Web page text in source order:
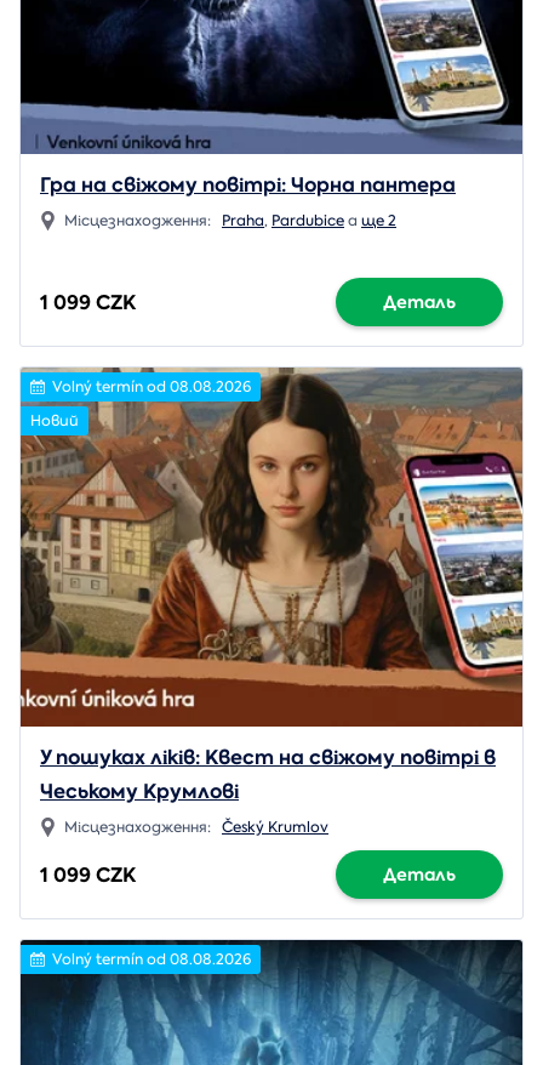
Гра на свіжому повітрі: Чорна пантера
Місцезнаходження: Praha, Pardubicea ще 2
1 099 CZK Деталь
Volný termín od 08.08.2026
Новий
У пошуках ліків: Квест на свіжому повітрі в
Чеському Крумлові
Місцезнаходження: Český Krumlov
1 099 CZK Деталь
Volný termín od 08.08.2026